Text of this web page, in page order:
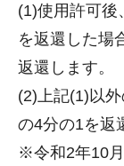
(1)使用許可後
を返還した場
返還します。
(2)上記(1)以
の4分の1を返
※令和2年10